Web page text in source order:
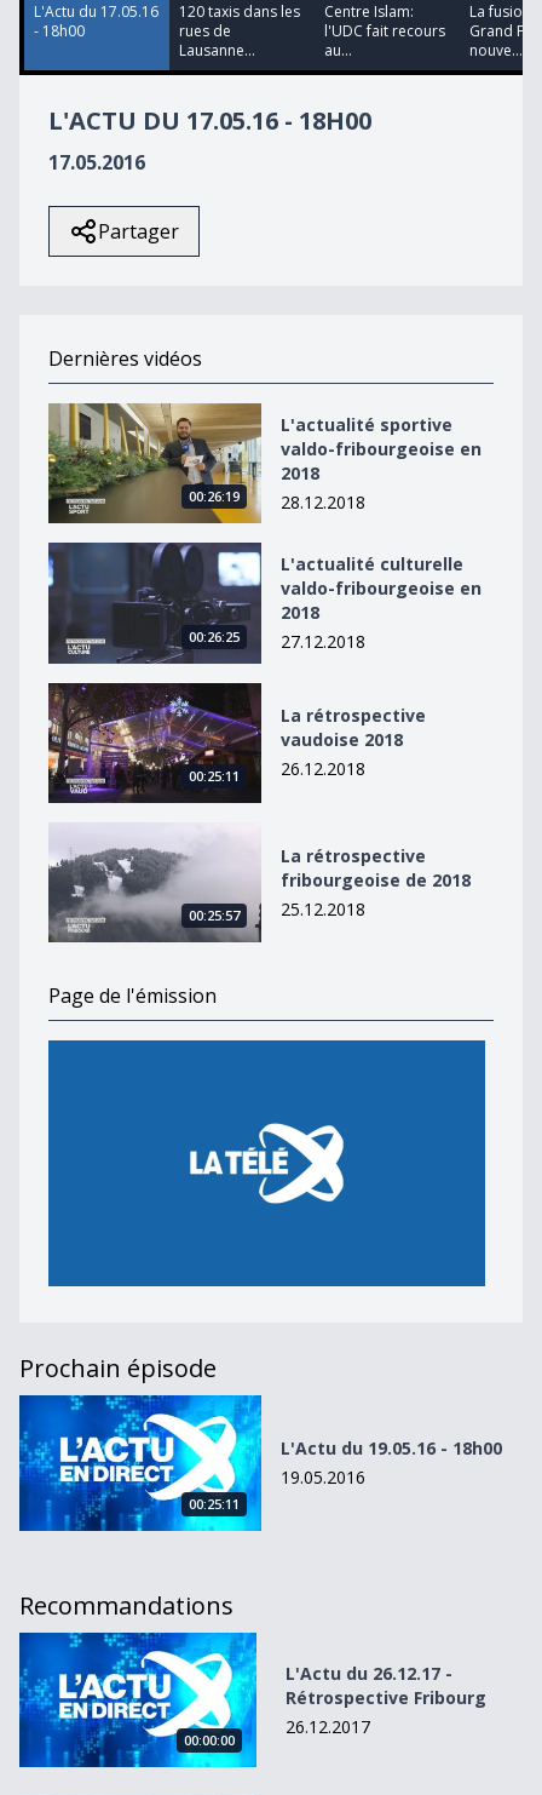
L'Actu du 17.05.16
- 18h00
120 taxis dans les
rues de
Lausanne...
Centre Islam:
l'UDC fait recours
au...
La fusion
Grand
nouve...
L'ACTU DU 17.05.16 - 18H00
17.05.2016
Partager
Dernières vidéos
L&#039;actualité sportive valdo-fribourgeoise en 2018
00:26:19
L'actualité sportive
valdo-fribourgeoise en
2018
28.12.2018
L&#039;actualité culturelle valdo-fribourgeoise en
00:26:25
L'actualité culturelle
valdo-fribourgeoise en
2018
27.12.2018
La rétrospective vaudoise 2018
00:25:11
La rétrospective
vaudoise 2018
26.12.2018
00:25:57
La rétrospective
fribourgeoise de 2018
25.12.2018
Page de l'émission
Prochain épisode
L&#039;Actu du 19.05.16 - 18h00
00:25:11
L'Actu du 19.05.16 - 18h00
19.05.2016
Recommandations
L&#039;Actu du 26.12.17 - Rétrospective Fribourg
00:00:00
L'Actu du 26.12.17 -
Rétrospective Fribourg
26.12.2017